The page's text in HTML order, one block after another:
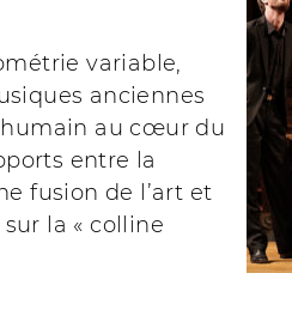
variable,
anciennes
au cœur du
entre la
fusion de l’art et
la « colline